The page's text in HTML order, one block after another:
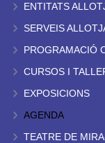
ENTITATS
SERVEIS
PROGRAMACIÓ
CURSOS I
EXPOSICIONS
AGENDA
TEATRE DE